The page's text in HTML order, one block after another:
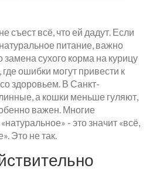
съест всё, что ей дадут. Если
питание, важно
замена сухого корма на курицу
ошибки могут привести к
здоровьем. В Санкт-
а кошки меньше гуляют,
важен. Многие
- это значит «всё,
Это не так.